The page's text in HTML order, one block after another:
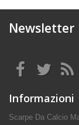
Newsletter
Informazioni
Scarpe Da Calcio